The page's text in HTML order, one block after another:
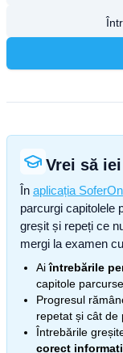
Vrei să
În aplicația
parcurgi capitolele
greșit și repeți ce
mergi la examen
Aiîntrebările
capitole
Progresul
repetat și cât de
Întrebările
corect